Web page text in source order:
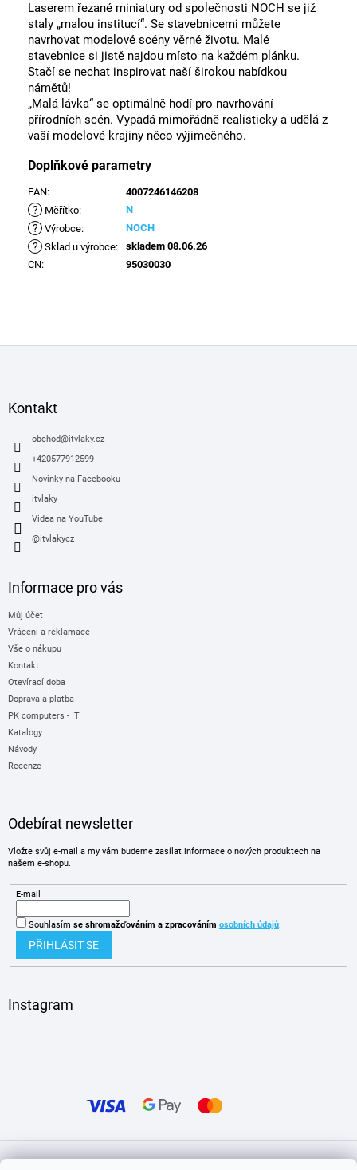
Laserem řezané miniatury od společnosti NOCH se již
staly „malou institucí“. Se stavebnicemi můžete
navrhovat modelové scény věrné životu. Malé
stavebnice si jistě najdou místo na každém plánku.
Stačí se nechat inspirovat naší širokou nabídkou
námětů!
„Malá lávka“ se optimálně hodí pro navrhování
přírodních scén. Vypadá mimořádně realisticky a udělá z
vaší modelové krajiny něco výjimečného.
Doplňkové parametry
EAN: 4007246146208
? Měřítko: N
? Výrobce: NOCH
? Sklad u výrobce:
skladem 08.06.26
CN: 95030030
Kontakt
obchod@itvlaky.cz
+420577912599
Novinky na Facebooku
itvlaky
Videa na YouTube
@itvlakycz
Informace pro vás
Můj účet
Vrácení a reklamace
Vše o nákupu
Kontakt
Otevírací doba
Doprava a platba
PK computers - IT
Katalogy
Návody
Recenze
Odebírat newsletter
Vložte svůj e-mail a my vám budeme zasílat informace o nových produktech na
našem e-shopu.
E-mail
Souhlasím se shromažďováním a zpracováním osobních údajů.
PŘIHLÁSIT SE
Instagram